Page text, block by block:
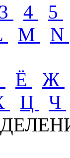
4
5
M
N
Ё
Ж
Ц
Ч